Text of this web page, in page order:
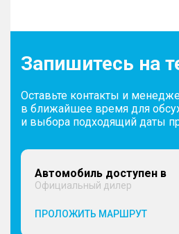
Запишитесь на
Оставьте контакты и
в ближайшее время для
и выбора подходящий даты
Автомобиль доступен в
Официальный дилер
ПРОЛОЖИТЬ МАРШРУТ